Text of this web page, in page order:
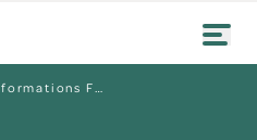
Réunion d’informations Frelon asiatique